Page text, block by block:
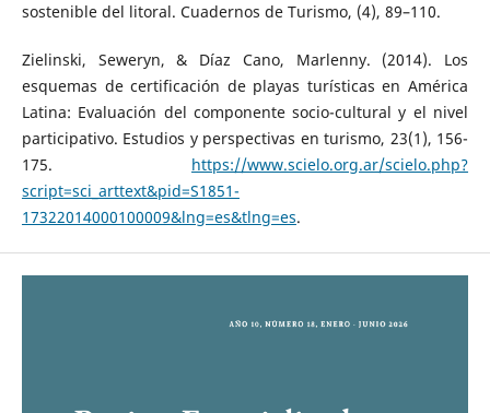
sostenible del litoral. Cuadernos de Turismo, (4), 89–110.
Zielinski, Seweryn, & Díaz Cano, Marlenny. (2014). Los
esquemas de certificación de playas turísticas en América
Latina: Evaluación del componente socio-cultural y el nivel
participativo. Estudios y perspectivas en turismo, 23(1), 156-
175. https://www.scielo.org.ar/scielo.php?
script=sci_arttext&pid=S1851-
17322014000100009&lng=es&tlng=es.